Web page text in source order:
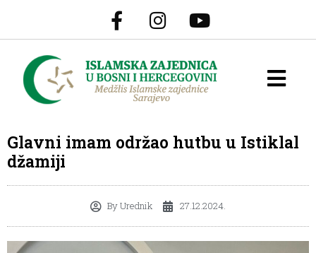
Glavni imam održao hutbu u Istiklal
džamiji
ByUrednik 27.12.2024.